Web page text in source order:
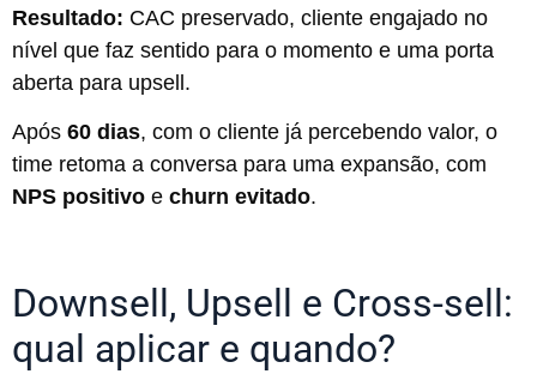
Resultado: CAC preservado, cliente engajado no
nível que faz sentido para o momento e uma porta
aberta para upsell.
Após 60 dias, com o cliente já percebendo valor, o
time retoma a conversa para uma expansão, com
NPS positivo e churn evitado.
Downsell, Upsell e Cross-sell:
qual aplicar e quando?